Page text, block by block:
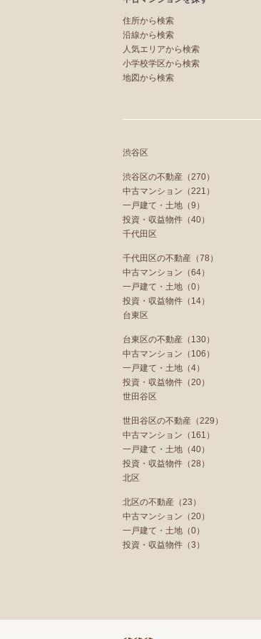
住所から検索
沿線から検索
人気エリアから検索
小学校学区から検索
地図から検索
渋谷区
渋谷区の不動産（270）
中古マンション（221）
一戸建て・土地（9）
投資・収益物件（40）
千代田区
千代田区の不動産（78）
中古マンション（64）
一戸建て・土地（0）
投資・収益物件（14）
台東区
台東区の不動産（130）
中古マンション（106）
一戸建て・土地（4）
投資・収益物件（20）
世田谷区
世田谷区の不動産（229）
中古マンション（161）
一戸建て・土地（40）
投資・収益物件（28）
北区
北区の不動産（23）
中古マンション（20）
一戸建て・土地（0）
投資・収益物件（3）